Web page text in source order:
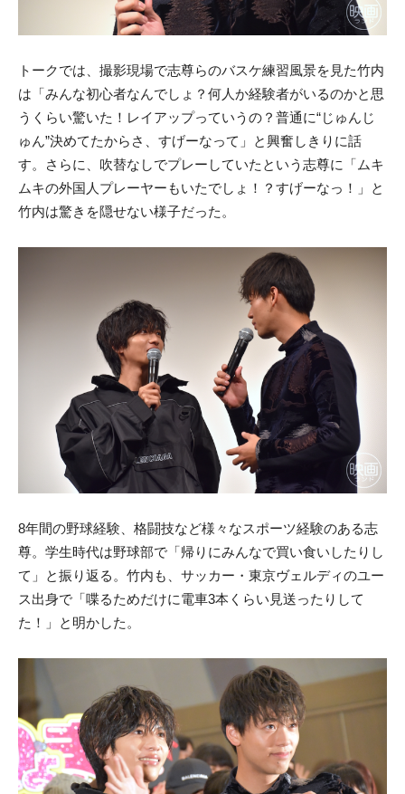
トークでは、撮影現場で志尊らのバスケ練習風景を見た竹内
は「みんな初心者なんでしょ？何人か経験者がいるのかと思
うくらい驚いた！レイアップっていうの？普通に“じゅんじ
ゅん”決めてたからさ、すげーなって」と興奮しきりに話
す。さらに、吹替なしでプレーしていたという志尊に「ムキ
ムキの外国人プレーヤーもいたでしょ！？すげーなっ！」と
竹内は驚きを隠せない様子だった。
8年間の野球経験、格闘技など様々なスポーツ経験のある志
尊。学生時代は野球部で「帰りにみんなで買い食いしたりし
て」と振り返る。竹内も、サッカー・東京ヴェルディのユー
ス出身で「喋るためだけに電車3本くらい見送ったりして
た！」と明かした。